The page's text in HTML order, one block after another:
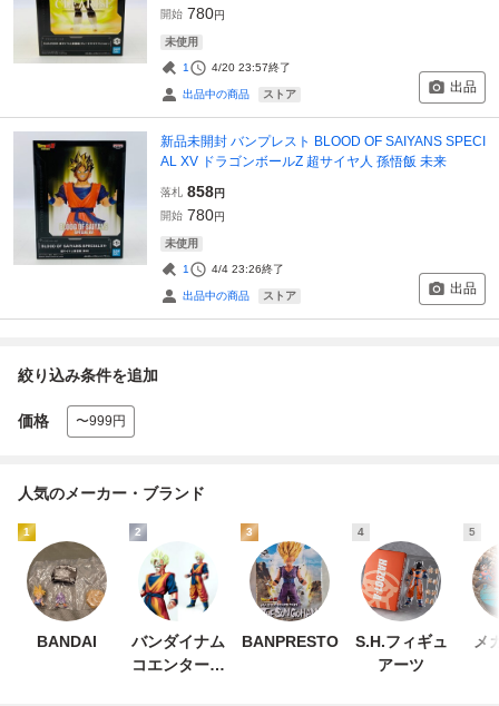
開始 780円
未使用
1 4/20 23:57終了
出品中の商品 ストア 出品
新品未開封 バンプレスト BLOOD OF SAIYANS SPECI
AL XV ドラゴンボールZ 超サイヤ人 孫悟飯 未来
落札 858円
開始 780円
未使用
1 4/4 23:26終了
出品中の商品 ストア 出品
絞り込み条件を追加
価格 〜999円
人気のメーカー・ブランド
1
BANDAI
2
バンダイナム
コエンターテ
3
BANPRESTO
4
S.H.フィギュ
アーツ
5
メ